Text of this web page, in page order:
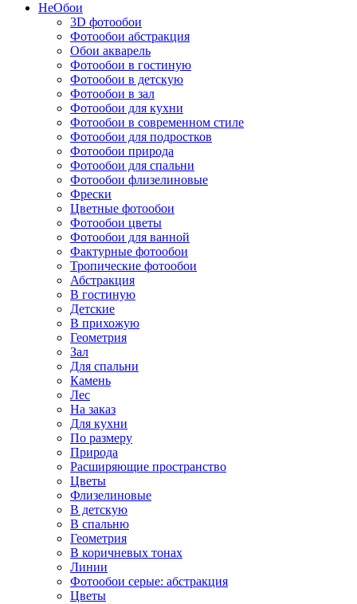
НеОбои
3D фотообои
Фотообои абстракция
Обои акварель
Фотообои в гостиную
Фотообои в детскую
Фотообои в зал
Фотообои для кухни
Фотообои в современном стиле
Фотообои для подростков
Фотообои природа
Фотообои для спальни
Фотообои флизелиновые
Фрески
Цветные фотообои
Фотообои цветы
Фотообои для ванной
Фактурные фотообои
Тропические фотообои
Абстракция
В гостиную
Детские
В прихожую
Геометрия
Зал
Для спальни
Камень
Лес
На заказ
Для кухни
По размеру
Природа
Расширяющие пространство
Цветы
Флизелиновые
В детскую
В спальню
Геометрия
В коричневых тонах
Линии
Фотообои серые: абстракция
Цветы